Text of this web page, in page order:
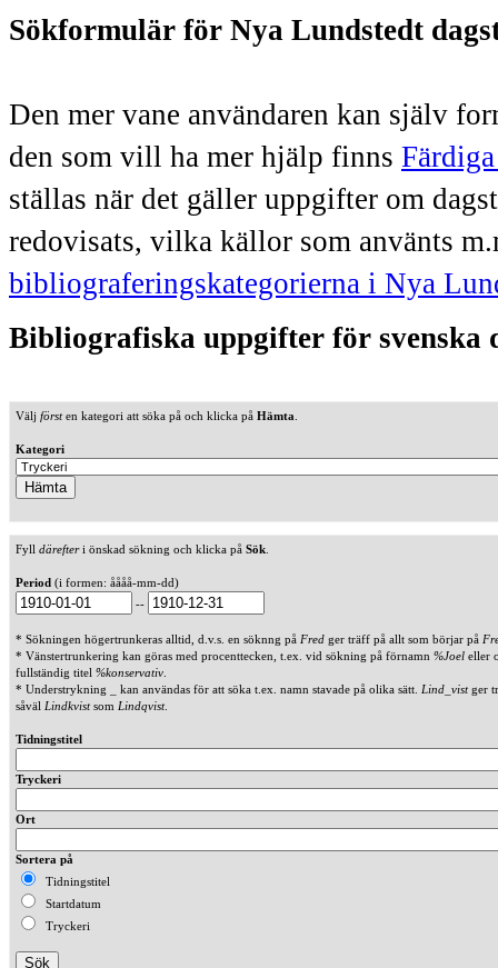
Sökformulär för Nya Lundstedt
Den mer vane användaren kan själv
den som vill ha mer hjälp finns
ställas när det gäller uppgifter om
redovisats, vilka källor som använts
bibliograferingskategorierna i Nya
Bibliografiska uppgifter för svenska
Välj försten kategori att söka på och klicka på Hämta
Kategori
Fyll därefteri önskad sökning och klicka på Sök
Period (i formen: åååå-mm-dd)
--
* Sökningen högertrunkeras alltid, d.v.s. en söknng på Fred ger träff på allt som börjar på
* Vänstertrunkering kan göras med procenttecken, t.ex. vid sökning på förnamn %Joel eller
fullständig titel %konservativ
* Understrykning _ kan användas för att söka t.ex. namn stavade på olika sätt. Lind_vistger
såväl Lindkvistsom Lindqvist.
Tidningstitel
Tryckeri
Ort
Sortera på
Tidningstitel
Startdatum
Tryckeri